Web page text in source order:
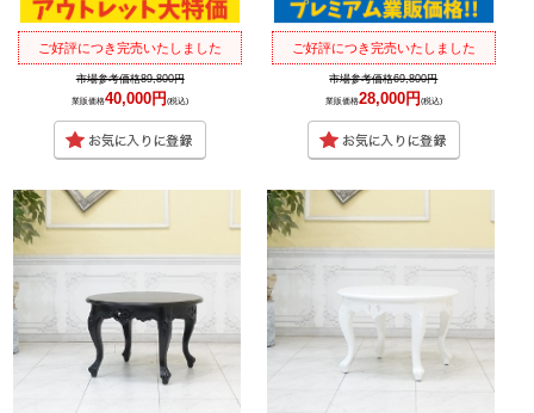
ご好評につき完売いたしました
市場参考価格89,800円
業販価格40,000円(税込)
ご好評につき完売いたしました
市場参考価格69,800円
業販価格28,000円 (税込)